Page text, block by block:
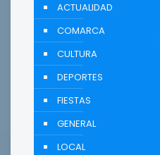
ACTUALIDAD
COMARCA
CULTURA
DEPORTES
FIESTAS
GENERAL
LOCAL